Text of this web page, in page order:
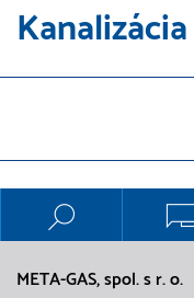
Kanalizácia
META-GAS, spol. s r. o.